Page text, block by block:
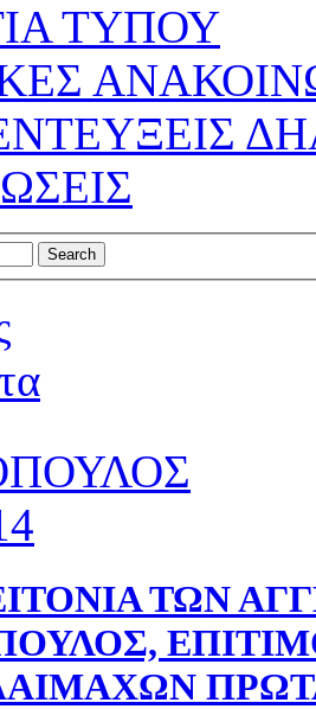
ΤΥΠΟΥ
ΤΩΝ